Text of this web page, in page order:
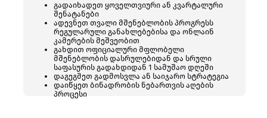
გადაიხადეთ ყოველთვიური ან კვარტალური
შენატანები
ადევნეთ თვალი მშენებლობის პროგრესს
რეგულარული განახლებებისა და ონლაინ
კამერების მეშვეობით
გახდით ოფიციალური მფლობელი
მშენებლობის დასრულებიდან და სრული
საფასურის გადახდიდან 1 სამუშაო დღეში
დაგეგმეთ გადმოსვლა ან საიჯარო სტრატეგია
დაიწყეთ ბინადრობის ნებართვის აღების
პროცესი
დაუკავშირდით გაყიდვების მენეჯერს, გაეცანით არსებულ
ვარიანტებს და შეარჩიეთ დაგეგმარება, რომელიც NEXT
ში თქვენს სახლად იქცევა.